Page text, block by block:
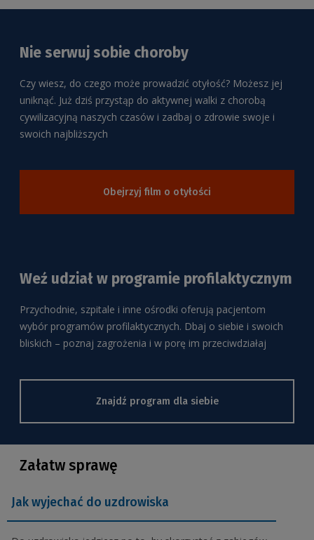
Nie serwuj sobie choroby
Czy wiesz, do czego może prowadzić otyłość? Możesz jej
uniknąć. Już dziś przystąp do aktywnej walki z chorobą
cywilizacyjną naszych czasów i zadbaj o zdrowie swoje i
swoich najbliższych
Obejrzyj film o otyłości
Weź udział w programie profilaktycznym
Przychodnie, szpitale i inne ośrodki oferują pacjentom
wybór programów profilaktycznych. Dbaj o siebie i swoich
bliskich – poznaj zagrożenia i w porę im przeciwdziałaj
Znajdź program dla siebie
Załatw sprawę
Jak wyjechać do uzdrowiska